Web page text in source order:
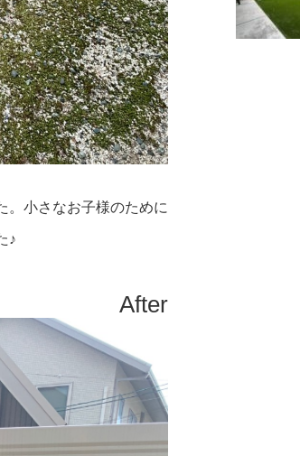
。小さなお子様のために
♪
After